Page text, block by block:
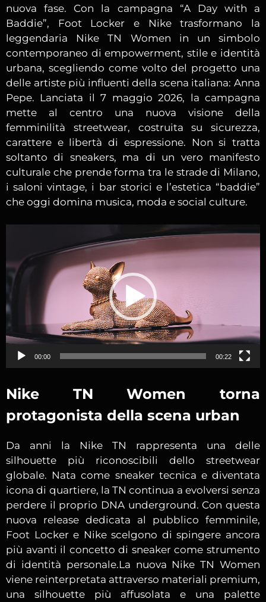
nuova fase. Con la campagna “A Day with a
Baddie”, Foot Locker e Nike trasformano la
leggendaria Nike TN Women in un simbolo
contemporaneo di empowerment, stile e identità
urbana, scegliendo come volto del progetto una
delle artiste più influenti della scena italiana: Anna
Pepe. Lanciata il 7 maggio 2026, la campagna
mette al centro una nuova visione della
femminilità streetwear, costruita su sicurezza,
carattere e libertà di espressione. Non si tratta
soltanto di sneakers, ma di un vero manifesto
culturale che prende forma tra le strade di Milano,
i saloni vintage, i bar storici e l’estetica “baddie”
che oggi domina musica, moda e social culture.
00:00 00:22
Nike TN Women torna
protagonista della scena urban
Da anni la Nike TN rappresenta una delle
silhouette più riconoscibili dello streetwear
globale. Nata come sneaker tecnica e diventata
icona di quartiere, la TN continua a evolversi senza
perdere il proprio DNA underground. Con questa
nuova release dedicata al pubblico femminile,
Foot Locker e Nike scelgono di spingere ancora
più avanti il concetto di sneaker come strumento
di identità personale.La nuova Nike TN Women
viene reinterpretata attraverso materiali premium,
una silhouette più affusolata e una palette